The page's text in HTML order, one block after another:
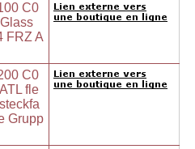
C0
FRZ A
C0
fle
Grupp